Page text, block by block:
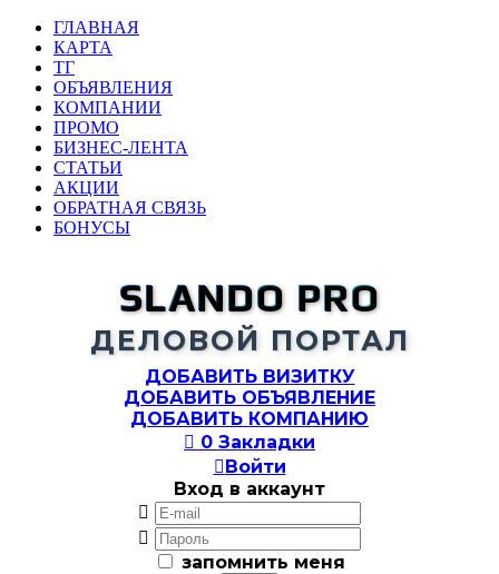
ГЛАВНАЯ
КАРТА
ТГ
ОБЪЯВЛЕНИЯ
КОМПАНИИ
ПРОМО
БИЗНЕС-ЛЕНТА
СТАТЬИ
АКЦИИ
ОБРАТНАЯ СВЯЗЬ
БОНУСЫ
SLANDO PRO
ДЕЛОВОЙ ПОРТАЛ
ДОБАВИТЬ ВИЗИТКУ
ДОБАВИТЬ ОБЪЯВЛЕНИЕ
ДОБАВИТЬ КОМПАНИЮ
 0 Закладки
Войти
Вход в аккаунт


запомнить меня